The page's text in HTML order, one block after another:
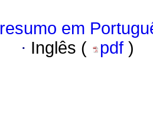
resumo em
· Inglês ( pdf )